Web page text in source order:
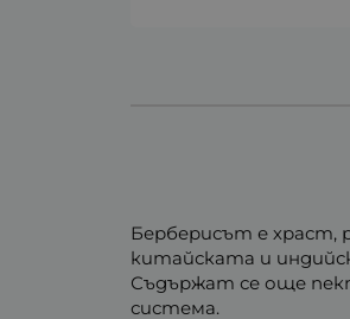
Берберисът е храст,
китайската и
Съдържат се още
система.